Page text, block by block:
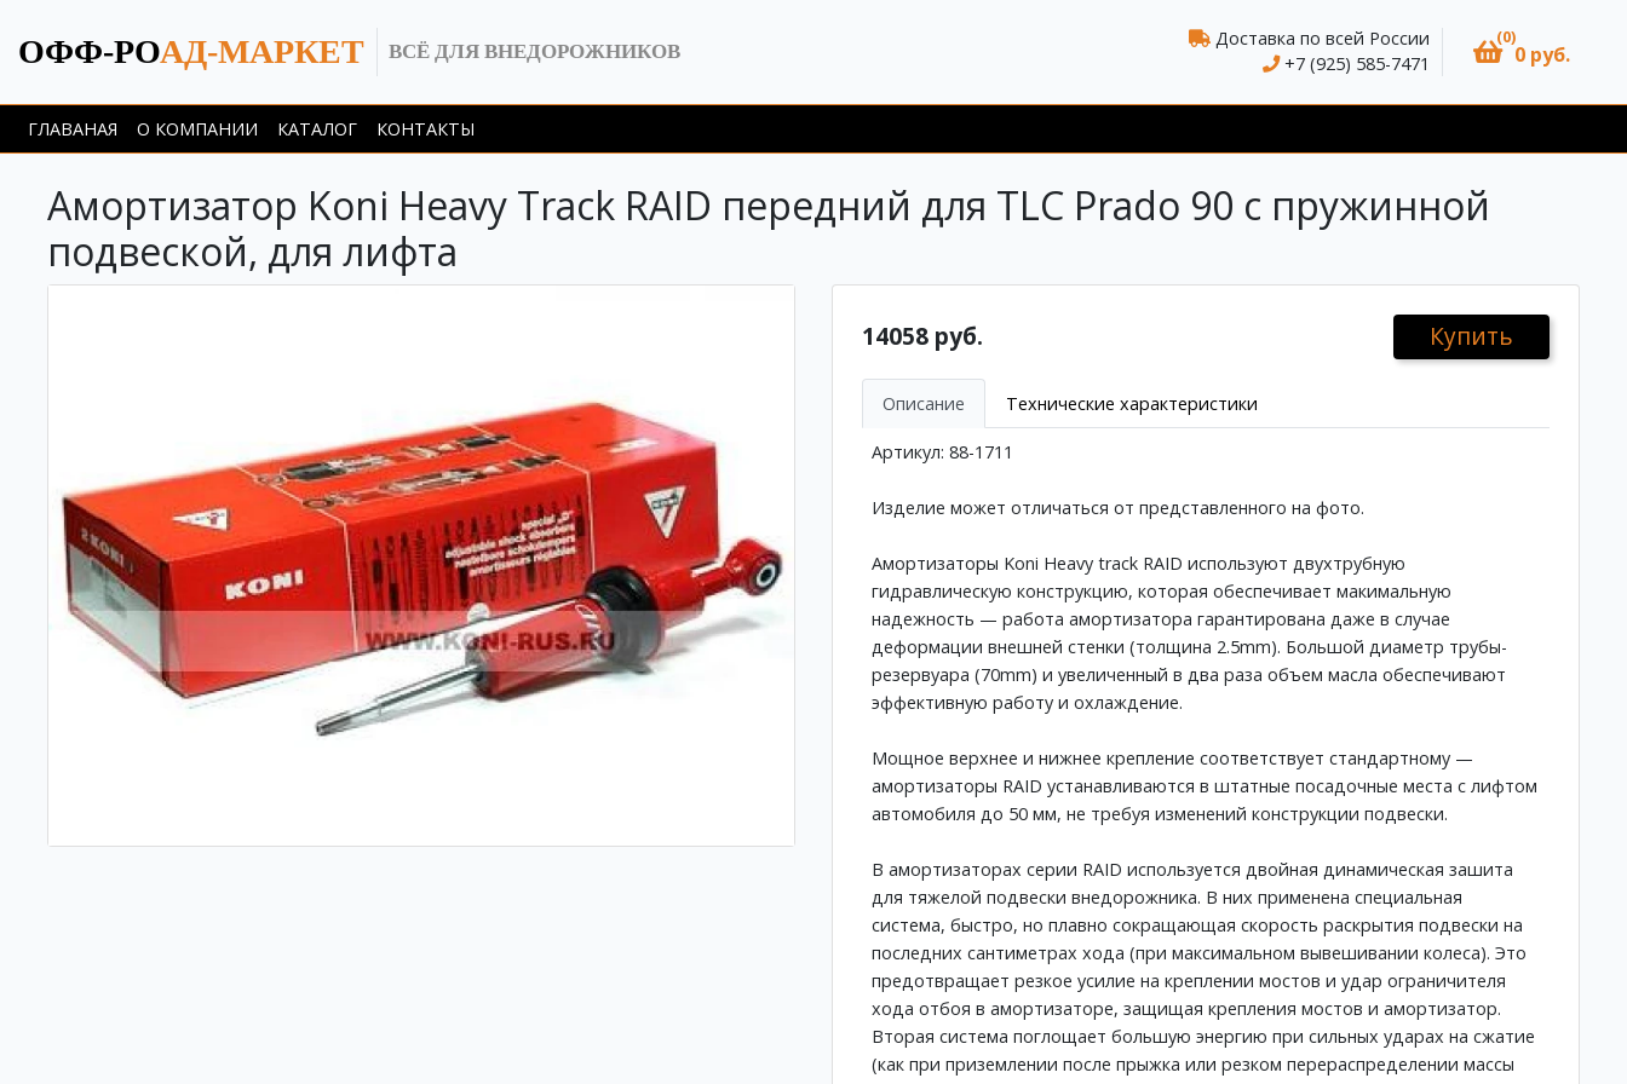
ОФФ-РОАД-МАРКЕТ ВСЁ ДЛЯ ВНЕДОРОЖНИКОВ
Доставка по всей России
+7 (925) 585-7471
(0)
0 руб.
ГЛАВАНАЯ О КОМПАНИИ КАТАЛОГ КОНТАКТЫ
Амортизатор Koni Heavy Track RAID передний для TLC Prado 90 с пружинной
подвеской, для лифта
14058 руб. Купить
Описание Технические характеристики
Артикул: 88-1711
Изделие может отличаться от представленного на фото.
Амортизаторы Koni Heavy track RAID используют двухтрубную
гидравлическую конструкцию, которая обеспечивает макимальную
надежность — работа амортизатора гарантирована даже в случае
деформации внешней стенки (толщина 2.5mm). Большой диаметр трубы-
резервуара (70mm) и увеличенный в два раза объем масла обеспечивают
эффективную работу и охлаждение.
Мощное верхнее и нижнее крепление соответствует стандартному —
амортизаторы RAID устанавливаются в штатные посадочные места с лифтом
автомобиля до 50 мм, не требуя изменений конструкции подвески.
В амортизаторах серии RAID используется двойная динамическая зашита
для тяжелой подвески внедорожника. В них применена специальная
система, быстро, но плавно сокращающая скорость раскрытия подвески на
последних сантиметрах хода (при максимальном вывешивании колеса). Это
предотвращает резкое усилие на креплении мостов и удар ограничителя
хода отбоя в амортизаторе, защищая крепления мостов и амортизатор.
Вторая система поглощает большую энергию при сильных ударах на сжатие
(как при приземлении после прыжка или резком перераспределении массы